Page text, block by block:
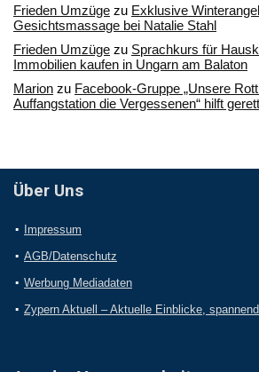
Frieden Umzüge zu Exklusive
Gesichtsmassage bei Natalie Stahl
Frieden Umzüge zu Sprachkurs für
Immobilien kaufen in Ungarn am Balaton
Marion zu Facebook-Gruppe „Unsere
Auffangstation die Vergessenen“ hilft
Über Uns
Impressum
AGB/Datenschutz
Werbung Mediadaten
Zypern Aktuell – Aktuelle Einblicke,